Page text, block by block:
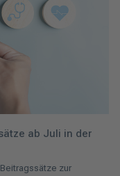
ab Juli in der
zur